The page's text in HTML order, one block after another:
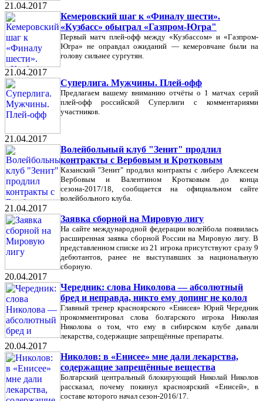
21.04.2017
Кемеровский шаг к «Финалу шести».
«Кузбасс» обыграл «Газпром-Югра"
Первый матч плей-офф между «Кузбассом» и «Газпром-
Югра» не оправдал ожиданий — кемеровчане были на
голову сильнее сургутян.
21.04.2017
Суперлига. Мужчины. Плей-офф
Предлагаем вашему вниманию отчёты о 1 матчах серий
плей-офф российской Суперлиги с комментариями
участников.
21.04.2017
Волейбольный клуб "Зенит" продлил
контракты с Вербовым и Кротковым
Казанский "Зенит" продлил контракты с либеро Алексеем
Вербовым и Валентином Кротковым до конца
сезона-2017/18, сообщается на официальном сайте
волейбольного клуба.
21.04.2017
Заявка сборной на Мировую лигу
На сайте международной федерации волейбола появилась
расширенная заявка сборной России на Мировую лигу. В
представленном списке из 21 игрока присутствуют сразу 9
дебютантов, ранее не выступавших за национальную
сборную.
20.04.2017
Чередник: слова Николова — абсолютный
бред и неправда, никто ему допинг не колол
Главный тренер красноярского «Енисея» Юрий Чередник
прокомментировал слова болгарского игрока Николая
Николова о том, что ему в сибирском клубе давали
лекарства, содержащие запрещённые препараты.
20.04.2017
Николов: в «Енисее» мне дали лекарства,
содержащие запрещённые вещества
Болгарский центральный блокирующий Николай Николов
рассказал, почему покинул красноярский «Енисей», в
составе которого начал сезон-2016/17.